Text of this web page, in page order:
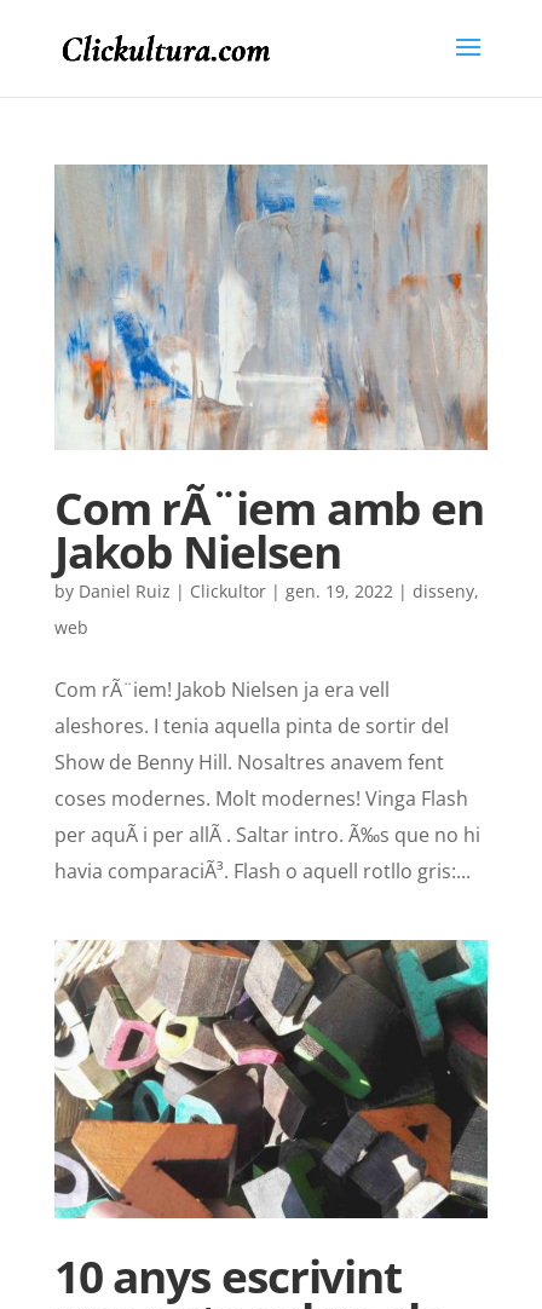
Com rÃ¨iem amb en
Jakob Nielsen
by Daniel Ruiz | Clickultor| gen. 19, 2022| disseny,
web
Com rÃ¨iem! Jakob Nielsen ja era vell
aleshores. I tenia aquella pinta de sortir del
Show de Benny Hill. Nosaltres anavem fent
coses modernes. Molt modernes! Vinga Flash
per aquÃ­ i per allÃ . Saltar intro. Ã‰s que no hi
havia comparaciÃ³. Flash o aquell rotllo gris:...
10 anys escrivint